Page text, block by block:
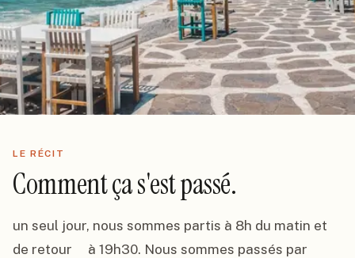
LE RÉCIT
Comment ça s'est passé.
un seul jour, nous sommes partis à 8h du matin et
de retour     à 19h30. Nous sommes passés par